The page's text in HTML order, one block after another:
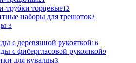
трубки торцевые12
наборы для трещоток2
3
с деревянной рукояткой16
с фибергласовой рукояткой9
для кувалды3